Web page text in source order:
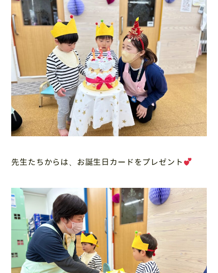
先生たちからは、お誕生日カードをプレゼント